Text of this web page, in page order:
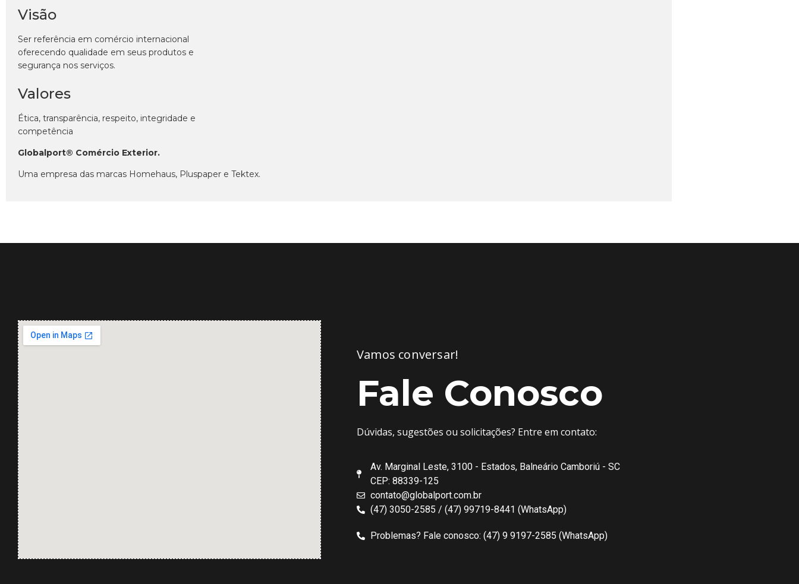
Visão
Ser referência em comércio internacional
oferecendo qualidade em seus produtos e
segurança nos serviços.
Valores
Ética, transparência, respeito, integridade e
competência
Globalport® Comércio Exterior.
Uma empresa das marcas Homehaus, Pluspaper e Tektex.
Vamos conversar!
Fale Conosco
Dúvidas, sugestões ou solicitações? Entre em contato:
Av. Marginal Leste, 3100 - Estados, Balneário Camboriú - SC
CEP: 88339-125
contato@globalport.com.br
(47) 3050-2585 / (47) 99719-8441 (WhatsApp)
Problemas? Fale conosco: (47) 9 9197-2585 (WhatsApp)